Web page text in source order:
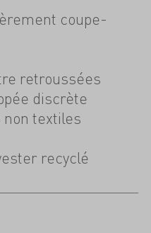
coupe-
retroussées
discrète
textiles
recyclé